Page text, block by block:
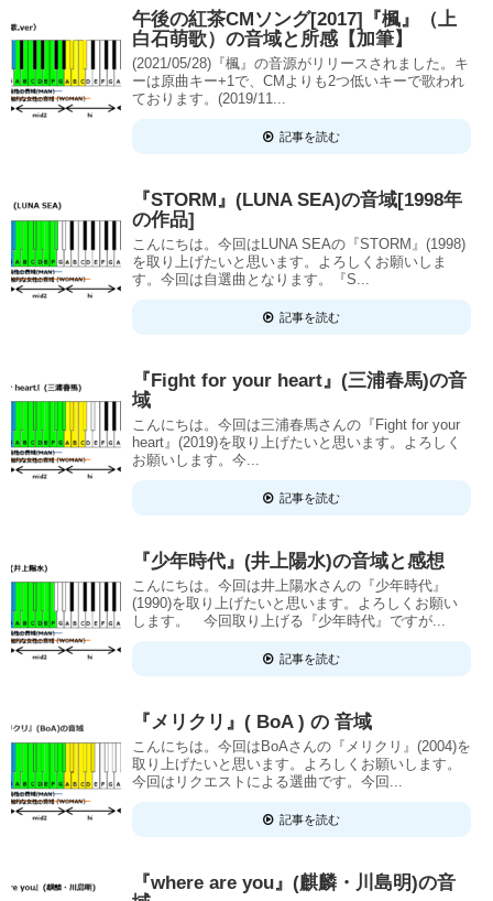
午後の紅茶CMソング[2017]『楓』（上
白石萌歌）の音域と所感【加筆】
(2021/05/28)『楓』の音源がリリースされました。キ
ーは原曲キー+1で、CMよりも2つ低いキーで歌われ
ております。(2019/11...
記事を読む
『STORM』(LUNA SEA)の音域[1998年
の作品]
こんにちは。今回はLUNA SEAの『STORM』(1998)
を取り上げたいと思います。よろしくお願いしま
す。今回は自選曲となります。『S...
記事を読む
『Fight for your heart』(三浦春馬)の音
域
こんにちは。今回は三浦春馬さんの『Fight for your
heart』(2019)を取り上げたいと思います。よろしく
お願いします。今...
記事を読む
『少年時代』(井上陽水)の音域と感想
こんにちは。今回は井上陽水さんの『少年時代』
(1990)を取り上げたいと思います。よろしくお願い
します。 今回取り上げる『少年時代』ですが...
記事を読む
『メリクリ』( BoA ) の 音域
こんにちは。今回はBoAさんの『メリクリ』(2004)を
取り上げたいと思います。よろしくお願いします。
今回はリクエストによる選曲です。今回...
記事を読む
『where are you』(麒麟・川島明)の音